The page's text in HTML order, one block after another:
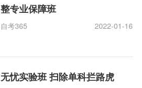
整专业保障班
自考365 2022-01-16
无忧实验班 扫除单科拦路虎